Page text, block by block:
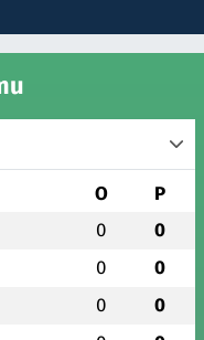
O P
0 0
0 0
0 0